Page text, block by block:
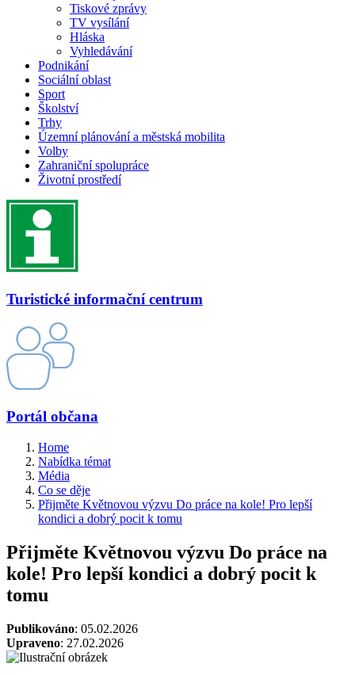
Tiskové zprávy
TV vysílání
Hláska
Vyhledávání
Podnikání
Sociální oblast
Sport
Školství
Trhy
Územní plánování a městská mobilita
Volby
Zahraniční spolupráce
Životní prostředí
Turistické informační centrum
Portál občana
Home
Nabídka témat
Média
Co se děje
Přijměte Květnovou výzvu Do práce na kole! Pro lepší
kondici a dobrý pocit k tomu
Přijměte Květnovou výzvu Do práce na
kole! Pro lepší kondici a dobrý pocit k
tomu
Publikováno: 05.02.2026
Upraveno: 27.02.2026